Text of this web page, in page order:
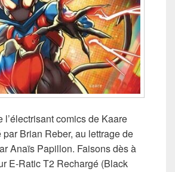
l’électrisant comics de Kaare
Brian Reber, au lettrage de
Anaïs Papillon. Faisons dès à
E-Ratic T2 Rechargé (Black